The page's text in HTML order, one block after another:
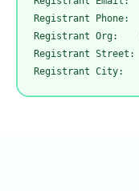
Registrant Phone:
Registrant Org:
Registrant Street:
Registrant City: